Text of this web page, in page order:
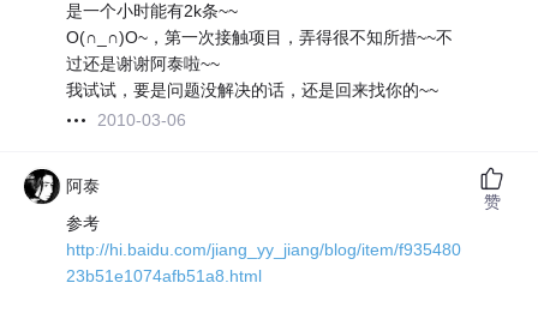
是一个小时能有2k条~~
O(∩_∩)O~，第一次接触项目，弄得很不知所措~~不
过还是谢谢阿泰啦~~
我试试，要是问题没解决的话，还是回来找你的~~
2010-03-06
阿泰
参考
http://hi.baidu.com/jiang_yy_jiang/blog/item/f935480
23b51e1074afb51a8.html
赞